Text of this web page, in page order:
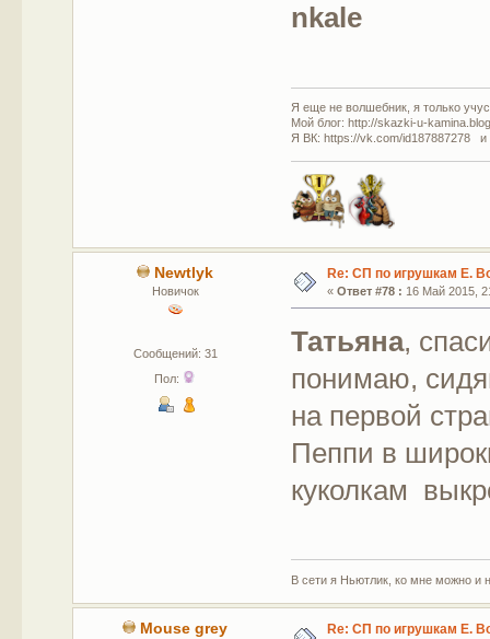
nkale
Я еще не волшебник, я только
Мой блог: http://skazki-u-
Я ВК: https://vk.com/id187887278 и
Newtlyk
Новичок
Сообщений: 31
Пол:
Re: СП по игрушкам Е.
« Ответ #78 : 16 Май 2015,
Татьяна,
понимаю,
на первой
Пеппи в
куколкам
В сети я Ньютлик, ко мне можно и
Mouse grey Re: СП по игрушкам Е.